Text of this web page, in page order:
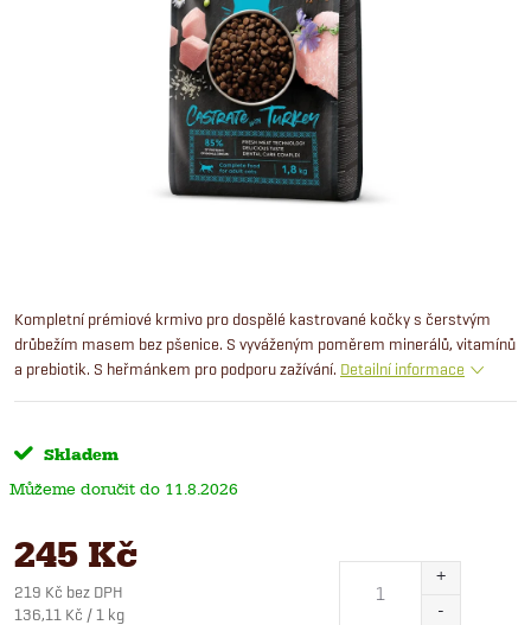
Kompletní prémiové krmivo pro dospělé kastrované kočky s čerstvým
drůbežím masem bez pšenice. S vyváženým poměrem minerálů, vitamínů
a prebiotik. S heřmánkem pro podporu zažívání. Detailní informace
Skladem
11.8.2026
245 Kč
219 Kč bez DPH
Měrná
136,11 Kč / 1 kg